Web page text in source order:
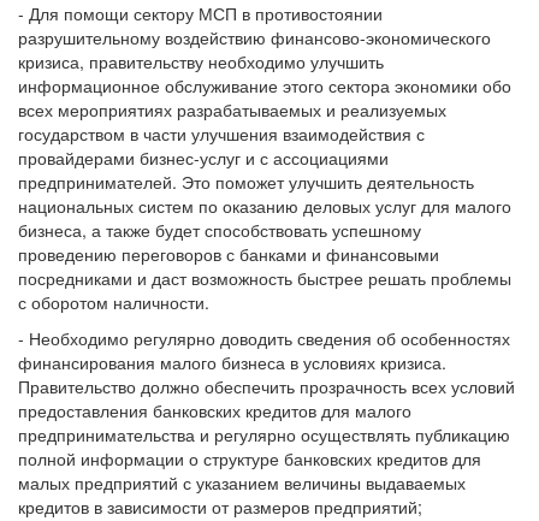
- Для помощи сектору МСП в противостоянии
разрушительному воздействию финансово-экономического
кризиса, правительству необходимо улучшить
информационное обслуживание этого сектора экономики обо
всех мероприятиях разрабатываемых и реализуемых
государством в части улучшения взаимодействия с
провайдерами бизнес-услуг и с ассоциациями
предпринимателей. Это поможет улучшить деятельность
национальных систем по оказанию деловых услуг для малого
бизнеса, а также будет способствовать успешному
проведению переговоров с банками и финансовыми
посредниками и даст возможность быстрее решать проблемы
с оборотом наличности.
- Необходимо регулярно доводить сведения об особенностях
финансирования малого бизнеса в условиях кризиса.
Правительство должно обеспечить прозрачность всех условий
предоставления банковских кредитов для малого
предпринимательства и регулярно осуществлять публикацию
полной информации о структуре банковских кредитов для
малых предприятий с указанием величины выдаваемых
кредитов в зависимости от размеров предприятий;